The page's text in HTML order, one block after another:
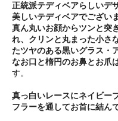
正統派テディベアらしいデ
美しいテディベアでござい
真ん丸いお顔からツンと突
れ、クリンと丸まった小さ
たツヤのある黒いグラス・
なお口と楕円のお鼻とお爪
す。
真っ白いレースにネイビー
フラーを通してお首に結ん